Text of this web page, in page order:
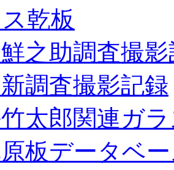
乾板
之助調査撮
調査撮影記録
太郎関連ガ
板データベ